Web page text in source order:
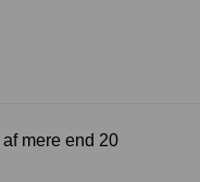
mere end 20